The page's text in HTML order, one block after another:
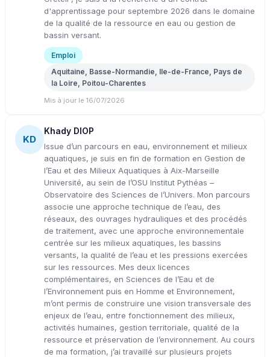
d'apprentissage pour septembre 2026 dans le domaine
de la qualité de la ressource en eau ou gestion de
bassin versant.
Emploi
Aquitaine, Basse-Normandie, Ile-de-France, Pays de
la Loire, Poitou-Charentes
Mis à jour le 16/07/2026
KD
Khady DIOP
Issue d’un parcours en eau, environnement et milieux
aquatiques, je suis en fin de formation en Gestion de
l’Eau et des Milieux Aquatiques à Aix-Marseille
Université, au sein de l’OSU Institut Pythéas –
Observatoire des Sciences de l’Univers. Mon parcours
associe une approche technique de l’eau, des
réseaux, des ouvrages hydrauliques et des procédés
de traitement, avec une approche environnementale
centrée sur les milieux aquatiques, les bassins
versants, la qualité de l’eau et les pressions exercées
sur les ressources. Mes deux licences
complémentaires, en Sciences de l’Eau et de
l’Environnement puis en Homme et Environnement,
m’ont permis de construire une vision transversale des
enjeux de l’eau, entre fonctionnement des milieux,
activités humaines, gestion territoriale, qualité de la
ressource et préservation de l’environnement. Au cours
de ma formation, j’ai travaillé sur plusieurs projets